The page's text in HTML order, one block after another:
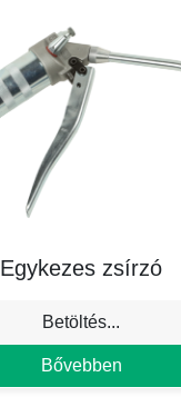
Egykezes zsírzó
Betöltés...
Bővebben